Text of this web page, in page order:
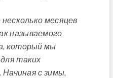
месяцев
называемого
который мы
таких
Начиная с зимы,